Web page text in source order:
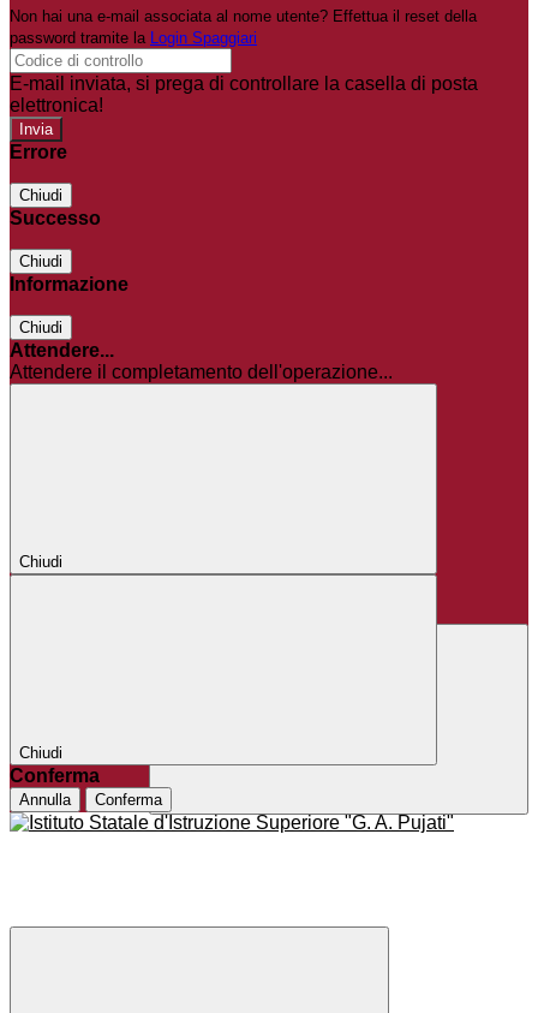
Non hai una e-mail associata al nome utente? Effettua il reset della
password tramite la Login Spaggiari
E-mail inviata, si prega di controllare la casella di posta
elettronica!
Errore
Chiudi
Successo
Chiudi
Informazione
Chiudi
Attendere...
Attendere il completamento dell'operazione...
Chiudi
Chiudi
Conferma
Annulla Conferma